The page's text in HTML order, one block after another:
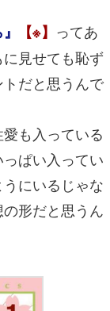
【※】 ってあ
見せても恥ず
だと思うんで
も入っている
ぱい入ってい
にいるじゃな
形だと思うん